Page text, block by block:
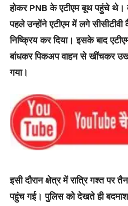
होकर PNB के एटीएम बूथ पहुंचे थे।
पहले उन्होंने एटीएम में लगे
निष्क्रिय कर दिया। इसके बाद
बांधकर पिकअप वाहन से खींचकर
गया।
इसी दौरान क्षेत्र में रात्रि गश्त पर
पहुंच गई। पुलिस को देखते ही